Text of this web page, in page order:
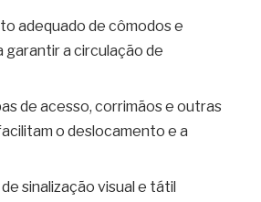
adequado de cômodos e
garantir a circulação de
de acesso, corrimãos e outras
o deslocamento e a
sinalização visual e tátil